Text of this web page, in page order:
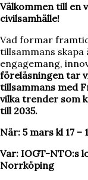
Välkommen till en
civilsamhälle!
Vad formar
tillsammans
engagemang,
föreläsningen tar
tillsammans med
vilka trender som
till 2035.
När: 5 mars kl 17 –
Var: IOGT-NTO:s
Norrköping